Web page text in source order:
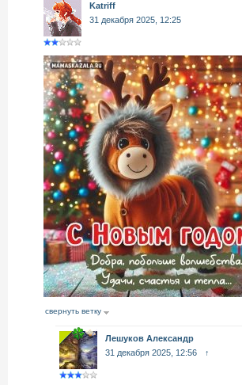
Katriff
31 декабря 2025, 12:25
свернуть ветку
Лешуков Александр
31 декабря 2025, 12:56
↑